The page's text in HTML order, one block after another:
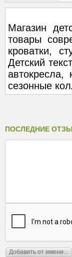
Магазин
товары
кроватки,
Детский
автокресла,
сезонные
ПОСЛЕДНИЕ